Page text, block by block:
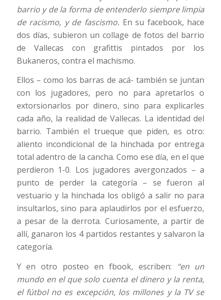
barrio y de la forma de entenderlo siempre limpia
de racismo, y de fascismo. En su facebook, hace
dos días, subieron un collage de fotos del barrio
de Vallecas con grafittis pintados por los
Bukaneros, contra el machismo.
Ellos – como los barras de acá- también se juntan
con los jugadores, pero no para apretarlos o
extorsionarlos por dinero, sino para explicarles
cada año, la realidad de Vallecas. La identidad del
barrio. También el trueque que piden, es otro:
aliento incondicional de la hinchada por entrega
total adentro de la cancha. Como ese día, en el que
perdieron 1-0. Los jugadores avergonzados – a
punto de perder la categoría – se fueron al
vestuario y la hinchada los obligó a salir no para
insultarlos, sino para aplaudirlos por el esfuerzo,
a pesar de la derrota. Curiosamente, a partir de
allí, ganaron los 4 partidos restantes y salvaron la
categoría.
Y en otro posteo en fbook, escriben:
“en un
mundo en el que solo cuenta el dinero y la renta,
el fútbol no es excepción, los millones y la TV se